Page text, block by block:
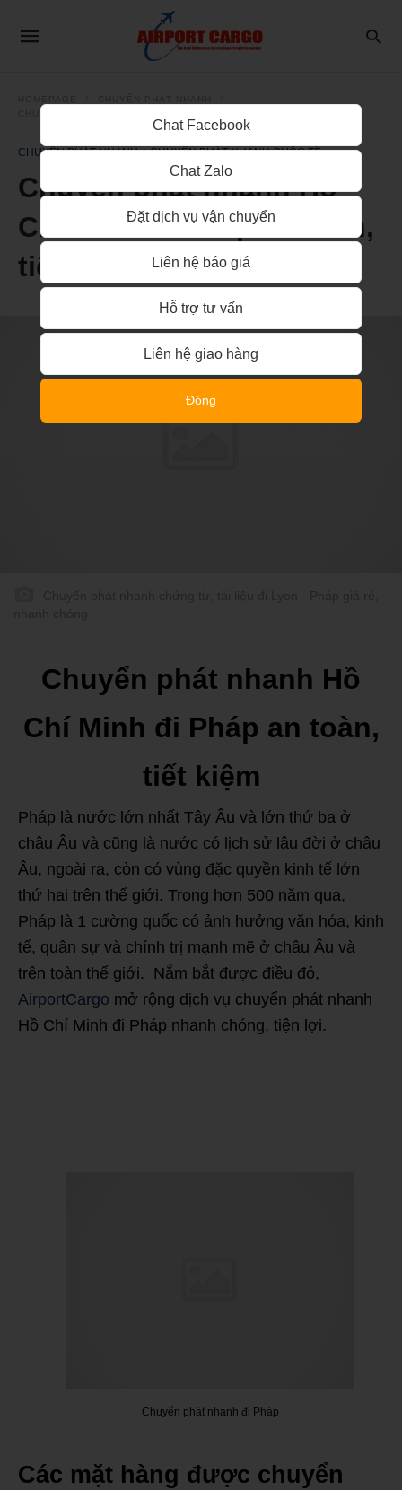
CHUYỂN PHÁT NHANH CHUYỂN PHÁT NHANH QUỐC TẾ
Chuyển phát nhanh Hồ
Chí Minh đi Pháp an toàn,
tiết kiệm
Chuyển phát nhanh Hồ
Chí Minh đi Pháp an toàn,
tiết kiệm
Pháp là nước lớn nhất Tây Âu và lớn thứ ba ở
châu Âu và cũng là nước có lịch sử lâu đời ở châu
Âu, ngoài ra, còn có vùng đặc quyền kinh tế lớn
thứ hai trên thế giới. Trong hơn 500 năm qua,
Pháp là 1 cường quốc có ảnh hưởng văn hóa, kinh
tế, quân sự và chính trị mạnh mẽ ở châu Âu và
trên toàn thế giới. Nắm bắt được điều đó,
AirportCargo mở rộng dịch vụ chuyển phát nhanh
Hồ Chí Minh đi Pháp nhanh chóng, tiện lợi.
Chuyển phát nhanh đi Pháp
Các mặt hàng được chuyển
Chat Facebook
Chat Zalo
Đặt dịch vụ vận chuyển
Liên hệ báo giá
Hỗ trợ tư vấn
Liên hệ giao hàng
Đóng